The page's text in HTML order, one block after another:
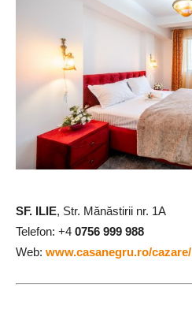
SF. ILIE, Str. Mănăstirii nr. 1A
Telefon: +4 0756 999 988
Web: www.casanegru.ro/cazare/